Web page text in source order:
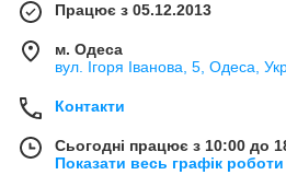
Працює з 05.12.2013
м. Одеса
вул. Ігоря Іванова, 5, Одеса,
Контакти
Сьогодні працює з 10:00 до
Показати весь графік роботи